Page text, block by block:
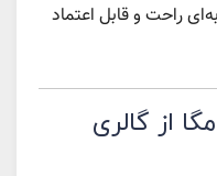
راحت و قابل اعتماد
از گالری